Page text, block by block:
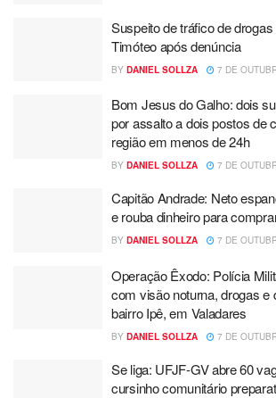
Suspeito de tráfico de
Timóteo após denúncia
BY DANIEL SOLLZA 7 DE
Bom Jesus do Galho: dois
por assalto a dois postos de
região em menos de 24h
BY DANIEL SOLLZA 7 DE
Capitão Andrade: Neto
e rouba dinheiro para
BY DANIEL SOLLZA 7 DE
Operação Êxodo: Polícia
com visão noturna, drogas e
bairro Ipê, em Valadares
BY DANIEL SOLLZA 7 DE
Se liga: UFJF-GV abre 60
cursinho comunitário